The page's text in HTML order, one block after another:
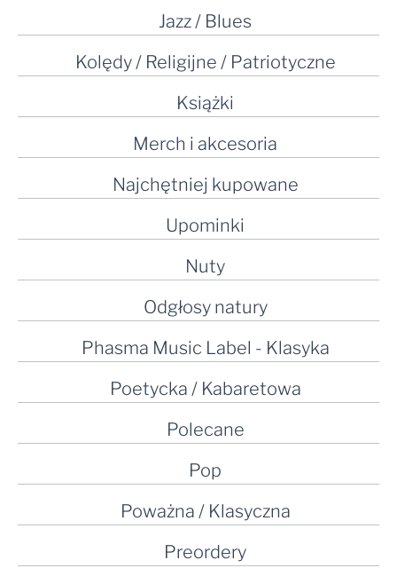
Jazz / Blues
Kolędy / Religijne / Patriotyczne
Książki
Merch i akcesoria
Najchętniej kupowane
Upominki
Nuty
Odgłosy natury
Phasma Music Label - Klasyka
Poetycka / Kabaretowa
Polecane
Pop
Poważna / Klasyczna
Preordery